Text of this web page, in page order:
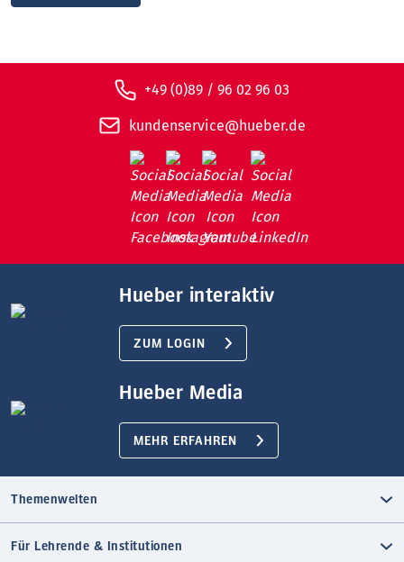
+49 (0)89 / 96 02 96 03
kundenservice@hueber.de
Hueber interaktiv
ZUM LOGIN
Hueber Media
MEHR ERFAHREN
Themenwelten
Für Lehrende & Institutionen